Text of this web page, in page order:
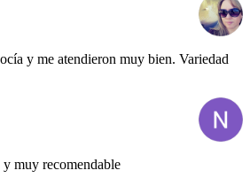
y me atendieron muy bien. Variedad
muy recomendable